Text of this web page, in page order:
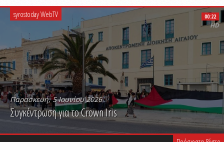
syrostoday WebTV
Παρασκευή, 5 Ιουνίου 2026
Συγκέντρωση για το Crown Iris
PLAY VIDEO
00:22
HD